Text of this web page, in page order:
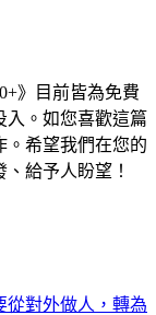
》目前皆為免費
入。如您喜歡這篇
。希望我們在您的
給予人盼望！
從對外做人，轉為